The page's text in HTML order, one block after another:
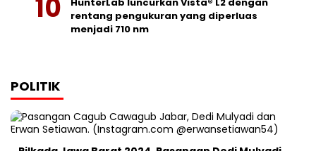
rentang pengukuran yang diperluas
menjadi 710 nm
POLITIK